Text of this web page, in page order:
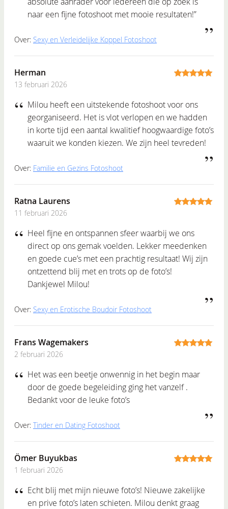
naar een fijne fotoshoot met mooie resultaten!”
Over: Sexy en Verleidelijke Koppel Fotoshoot
Herman
13 februari 2026
Milou heeft een uitstekende fotoshoot voor ons
georganiseerd. Het is vlot verlopen en we hadden
in korte tijd een aantal kwalitief hoogwaardige foto’s
waaruit we konden kiezen. We zijn heel tevreden!
Over: Familie en Gezins Fotoshoot
Ratna Laurens
11 februari 2026
Heel fijne en ontspannen sfeer waarbij we ons
direct op ons gemak voelden. Lekker meedenken
en goede cue’s met een prachtig resultaat! Wij zijn
ontzettend blij met en trots op de foto’s!
Dankjewel Milou!
Over: Sexy en Erotische Boudoir Fotoshoot
Frans Wagemakers
2 februari 2026
Het was een beetje onwennig in het begin maar
door de goede begeleiding ging het vanzelf .
Bedankt voor de leuke foto’s
Over: Tinder en Dating Fotoshoot
Ömer Buyukbas
1 februari 2026
Echt blij met mijn nieuwe foto’s! Nieuwe zakelijke
en prive foto’s laten schieten. Milou denkt graag